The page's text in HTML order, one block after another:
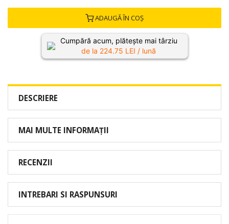
ADAUGĂ ÎN COȘ
Cumpără acum, plătește mai târziu
de la 224.75 LEI / lună
DESCRIERE
MAI MULTE INFORMAȚII
RECENZII
INTREBARI SI RASPUNSURI